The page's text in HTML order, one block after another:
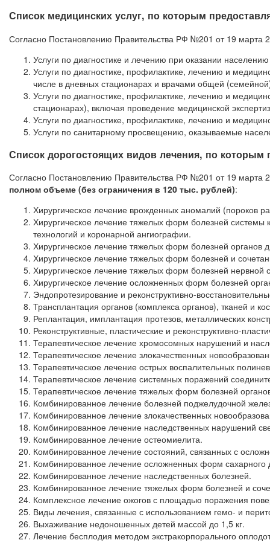
Список медицинских услуг, по которым
Согласно Постановлению Правительства РФ №201 от 19 марта
Услуги по диагностике и лечению при оказании
Услуги по диагностике, профилактике, лечению и
числе в дневных стационарах и врачами общей
Услуги по диагностике, профилактике, лечению и
стационарах), включая проведение медицинской
Услуги по диагностике, профилактике, лечению и
Услуги по санитарному просвещению, оказываемые
Список дорогостоящих видов лечения, по которым
Согласно Постановлению Правительства РФ №201 от 19 марта
полном объеме (без ограничения в 120 тыс. рублей):
Хирургическое лечение врожденных аномалий (пороков
Хирургическое лечение тяжелых форм болезней системы
технологий и коронарной ангиографии.
Хирургическое лечение тяжелых форм болезней органов
Хирургическое лечение тяжелых форм болезней и
Хирургическое лечение тяжелых форм болезней нервной
Хирургическое лечение осложненных форм болезней
Эндопротезирование и реконструктивно-
Трансплантация органов (комплекса органов), тканей и
Реплантация, имплантация протезов, металлических
Реконструктивные, пластические и реконструктивно-
Терапевтическое лечение хромосомных нарушений и
Терапевтическое лечение злокачественных
Терапевтическое лечение острых воспалительных
Терапевтическое лечение системных поражений
Терапевтическое лечение тяжелых форм болезней
Комбинированное лечение болезней поджелудочной
Комбинированное лечение злокачественных
Комбинированное лечение наследственных нарушений
Комбинированное лечение остеомиелита.
Комбинированное лечение состояний, связанных с
Комбинированное лечение осложненных форм сахарного
Комбинированное лечение наследственных болезней.
Комбинированное лечение тяжелых форм болезней и
Комплексное лечение ожогов с площадью поражения
Виды лечения, связанные с использованием гемо- и
Выхаживание недоношенных детей массой до 1,5 кг.
Лечение бесплодия методом экстракорпорального